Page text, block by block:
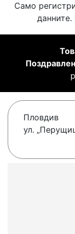
Само
данните.
Пловдив
ул.